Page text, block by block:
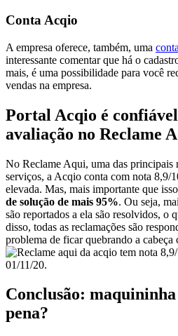
Conta Acqio
A empresa oferece, também, uma
interessante comentar que há o
mais, é uma possibilidade para você
vendas na empresa.
Portal Acqio é
avaliação no Reclame
No Reclame Aqui, uma das principais
serviços, a Acqio conta com nota 8,9/
elevada. Mas, mais importante que
de solução de mais 95%. Ou seja,
são reportados a ela são resolvidos, o
disso, todas as reclamações são
problema de ficar quebrando a
01/11/20.
Conclusão:
pena?